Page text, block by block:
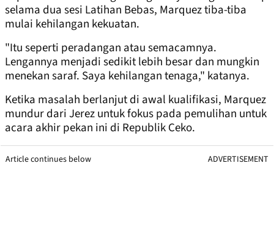
selama dua sesi Latihan Bebas, Marquez tiba-tiba
mulai kehilangan kekuatan.
"Itu seperti peradangan atau semacamnya.
Lengannya menjadi sedikit lebih besar dan mungkin
menekan saraf. Saya kehilangan tenaga," katanya.
Ketika masalah berlanjut di awal kualifikasi, Marquez
mundur dari Jerez untuk fokus pada pemulihan untuk
acara akhir pekan ini di Republik Ceko.
Article continues below ADVERTISEMENT